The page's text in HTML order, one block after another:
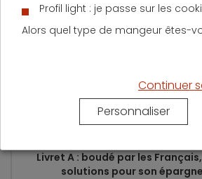
Mardi 12 mai 2026
Que couvre l’assurance
protections
Livret A : boudé par les
solutions pour son
Profil light : je passe sur les
Alors quel type de mangeur êtes-
Continuer
Personnaliser